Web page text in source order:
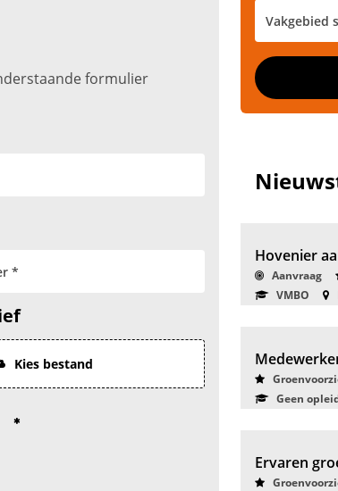
formulier
Kies bestand
Hovenier
Aanvraag
VMBO
Geen
Ervaren